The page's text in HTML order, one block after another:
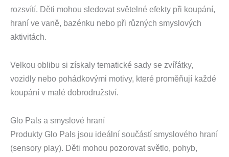
rozsvítí. Děti mohou sledovat světelné efekty při koupání,
hraní ve vaně, bazénku nebo při různých smyslových
aktivitách.
Velkou oblibu si získaly tematické sady se zvířátky,
vozidly nebo pohádkovými motivy, které proměňují každé
koupání v malé dobrodružství.
Glo Pals a smyslové hraní
Produkty Glo Pals jsou ideální součástí smyslového hraní
(sensory play). Děti mohou pozorovat světlo, pohyb,